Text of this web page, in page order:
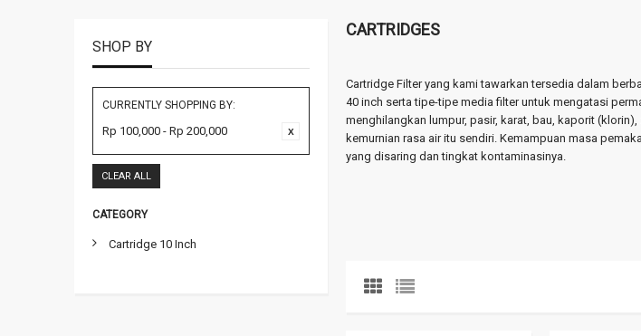
CARTRIDGES
Cartridge Filter yang kami tawarkan tersedia dalam
40 inch serta tipe-tipe media filter untuk mengatasi
menghilangkan lumpur, pasir, karat, bau, kaporit
kemurnian rasa air itu sendiri. Kemampuan masa
yang disaring dan tingkat kontaminasinya.
SHOP BY
CURRENTLY SHOPPING BY:
Rp 100,000 - Rp 200,000
CLEAR ALL
CATEGORY
Cartridge 10 Inch